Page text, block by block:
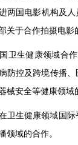
两国电影机构及
关于合作拍摄电影
卫生健康领域合
防控及跨境传播
械安全等健康领域
卫生健康领域国
领域的合作。